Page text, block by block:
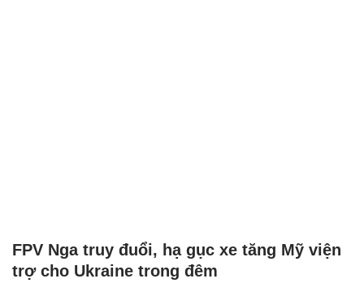
FPV Nga truy đuổi, hạ gục xe tăng Mỹ viện
trợ cho Ukraine trong đêm